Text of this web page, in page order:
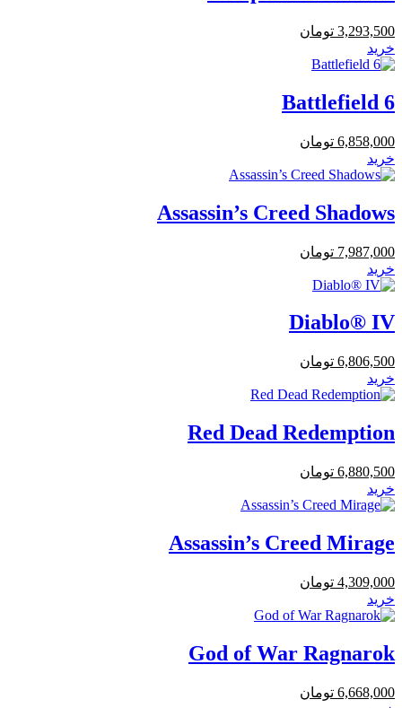
3,293,500 تومان
خرید
Battlefield 6
6,858,000 تومان
خرید
Assassin’s Creed Shadows
7,987,000 تومان
خرید
Diablo® IV
6,806,500 تومان
خرید
Red Dead Redemption
6,880,500 تومان
خرید
Assassin’s Creed Mirage
4,309,000 تومان
خرید
God of War Ragnarok
6,668,000 تومان